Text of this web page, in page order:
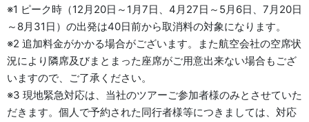
※1 ピーク時（12月20日～1月7日、4月27日～5月6日、7月20日
～8月31日）の出発は40日前から取消料の対象になります。
※2 追加料金がかかる場合がございます。また航空会社の空席状
況により隣席及びまとまった座席がご用意出来ない場合もござ
いますので、ご了承ください。
※3 現地緊急対応は、当社のツアーご参加者様のみとさせていた
だきます。個人で予約された同行者様等につきましては、対応